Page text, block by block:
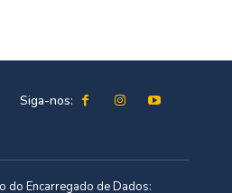
Siga-nos:
do Encarregado de Dados: